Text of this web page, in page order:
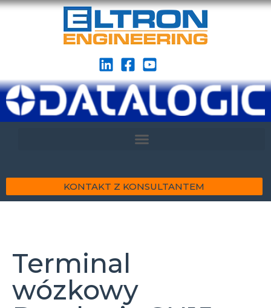
KONTAKT Z KONSULTANTEM
Terminal
wózkowy